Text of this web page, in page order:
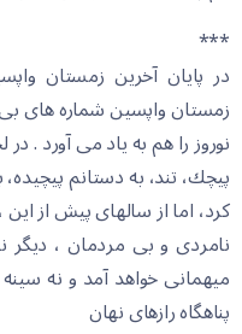
***
در پایان آخرین زمستان
زمستان واپسین شماره های
نوروز را هم به یاد می آورد .
پیچك، تند، به دستانم
کرد، اما از سالهای پیش از
نامردی و بی مردمان ،
میهمانی خواهد آمد و نه
پناهگاه رازهای نهان